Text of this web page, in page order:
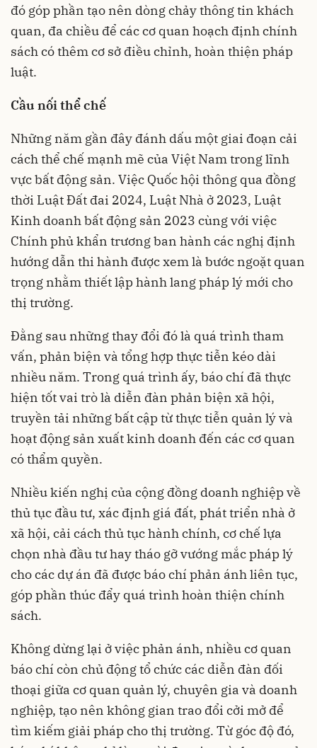
đó góp phần tạo nên dòng chảy thông tin khách
quan, đa chiều để các cơ quan hoạch định chính
sách có thêm cơ sở điều chỉnh, hoàn thiện pháp
luật.
Cầu nối thể chế
Những năm gần đây đánh dấu một giai đoạn cải
cách thể chế mạnh mẽ của Việt Nam trong lĩnh
vực bất động sản. Việc Quốc hội thông qua đồng
thời Luật Đất đai 2024, Luật Nhà ở 2023, Luật
Kinh doanh bất động sản 2023 cùng với việc
Chính phủ khẩn trương ban hành các nghị định
hướng dẫn thi hành được xem là bước ngoặt quan
trọng nhằm thiết lập hành lang pháp lý mới cho
thị trường.
Đằng sau những thay đổi đó là quá trình tham
vấn, phản biện và tổng hợp thực tiễn kéo dài
nhiều năm. Trong quá trình ấy, báo chí đã thực
hiện tốt vai trò là diễn đàn phản biện xã hội,
truyền tải những bất cập từ thực tiễn quản lý và
hoạt động sản xuất kinh doanh đến các cơ quan
có thẩm quyền.
Nhiều kiến nghị của cộng đồng doanh nghiệp về
thủ tục đầu tư, xác định giá đất, phát triển nhà ở
xã hội, cải cách thủ tục hành chính, cơ chế lựa
chọn nhà đầu tư hay tháo gỡ vướng mắc pháp lý
cho các dự án đã được báo chí phản ánh liên tục,
góp phần thúc đẩy quá trình hoàn thiện chính
sách.
Không dừng lại ở việc phản ánh, nhiều cơ quan
báo chí còn chủ động tổ chức các diễn đàn đối
thoại giữa cơ quan quản lý, chuyên gia và doanh
nghiệp, tạo nên không gian trao đổi cởi mở để
tìm kiếm giải pháp cho thị trường. Từ góc độ đó,